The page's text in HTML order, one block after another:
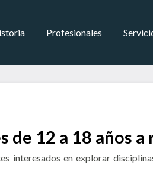
Profesionales
de 12 a 18 años
interesados en explorar